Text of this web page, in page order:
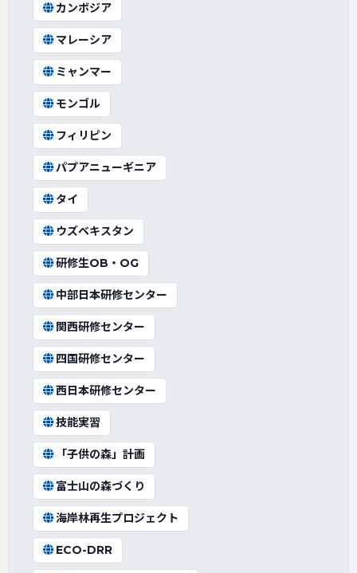
カンボジア
マレーシア
ミャンマー
モンゴル
フィリピン
パプアニューギニア
タイ
ウズベキスタン
研修生OB・OG
中部日本研修センター
関西研修センター
四国研修センター
西日本研修センター
技能実習
「子供の森」計画
富士山の森づくり
海岸林再生プロジェクト
ECO-DRR